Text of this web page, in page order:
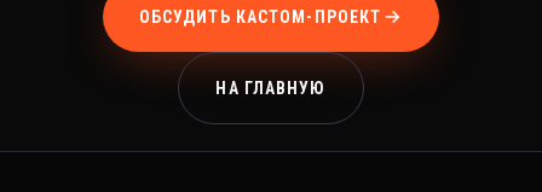
ОБСУДИТЬ КАСТОМ-ПРОЕКТ
НА ГЛАВНУЮ